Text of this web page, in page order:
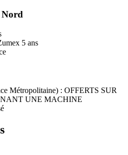
Nord
5 ans
Métropolitaine) : OFFERTS SUR
UNE MACHINE